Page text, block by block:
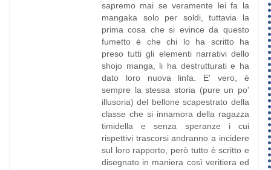
sapremo mai se veramente lei fa la
mangaka solo per soldi, tuttavia la
prima cosa che si evince da questo
fumetto è che chi lo ha scritto ha
preso tutti gli elementi narrativi dello
shojo manga, li ha destrutturati e ha
dato loro nuova linfa. E' vero, è
sempre la stessa storia (pure un po'
illusoria) del bellone scapestrato della
classe che si innamora della ragazza
timidella e senza speranze i cui
rispettivi trascorsi andranno a incidere
sul loro rapporto, però tutto è scritto e
disegnato in maniera così veritiera ed